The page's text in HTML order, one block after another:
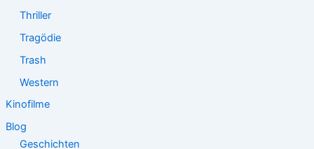
Thriller
Tragödie
Trash
Western
Kinofilme
Blog
Geschichten